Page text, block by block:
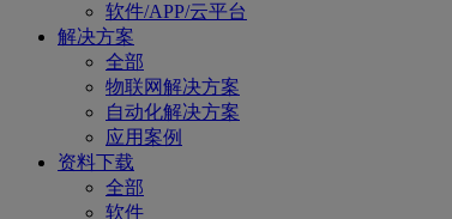
软件/APP/云平台
解决方案
全部
物联网解决方案
自动化解决方案
应用案例
资料下载
全部
软件